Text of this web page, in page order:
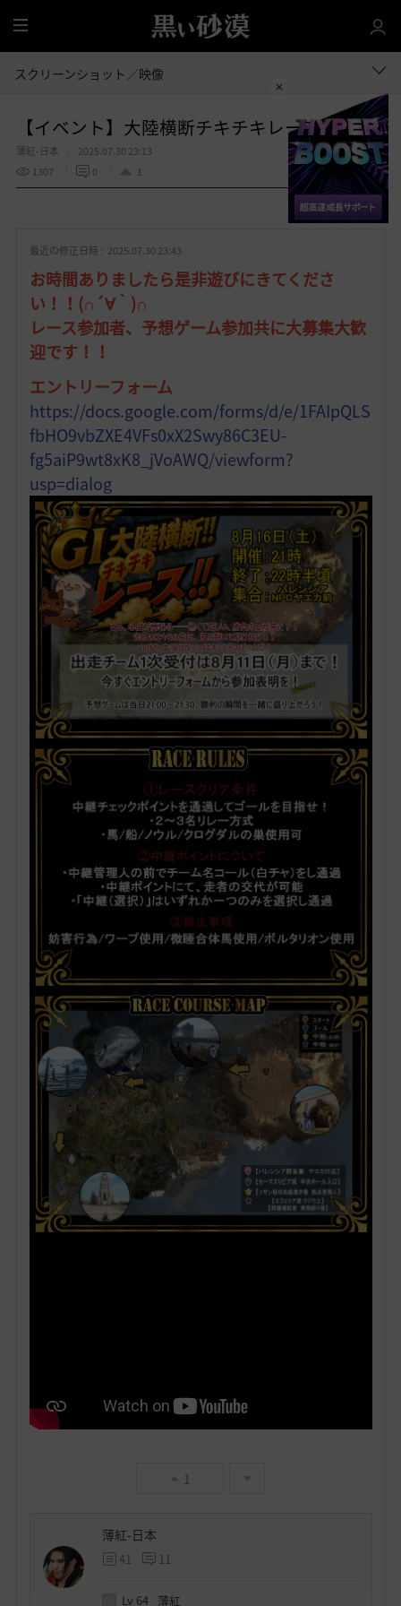
全
体
スクリーンショット／映像
【イベント】大陸横断チキチキレース！！
薄紅-日本
2025.07.30 23:13
1307
0 1
お 共有する
最近の修正日時 : 2025.07.30 23:43
お時間ありましたら是非遊びにきてくださ
い！！(∩´∀｀)∩
レース参加者、予想ゲーム参加共に大募集大歓
迎です！！
エントリーフォーム
https://docs.google.com/forms/d/e/1FAIpQLS
fbHO9vbZXE4VFs0xX2Swy86C3EU-
fg5aiP9wt8xK8_jVoAWQ/viewform?
usp=dialog
1
薄紅-日本
41 11
Lv 64 薄紅